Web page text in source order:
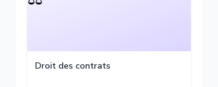
Droit des contrats